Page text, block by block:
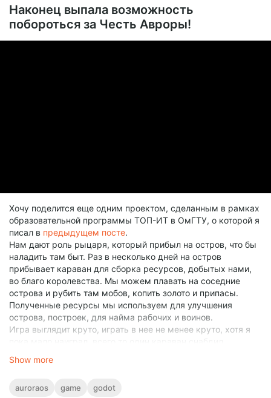
Telegra Boost
Наконец выпала возможность
побороться за Честь Авроры!
Хочу поделится еще одним проектом, сделанным в рамках
образовательной программы ТОП-ИТ в ОмГТУ, о которой я
писал в предыдущем посте.
Нам дают роль рыцаря, который прибыл на остров, что бы
наладить там быт. Раз в несколько дней на остров
прибывает караван для сборка ресурсов, добытых нами,
во благо королевства. Мы можем плавать на соседние
острова и рубить там мобов, копить золото и припасы.
Полученные ресурсы мы используем для улучшения
острова, построек, для найма рабочих и воинов.
Игра выглядит круто, играть в нее не менее круто, хотя я
пока мало наиграл, всего то один караван снабдил
Релиз игры ожидаем в середине мая, т.е. уже совсем
Show more
auroraos game godot